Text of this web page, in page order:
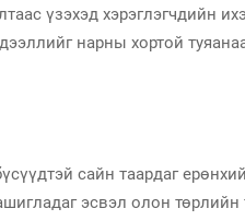
үзэхэд хэрэглэгчдийн
нарны хортой
сайн таардаг ерөнхий
эсвэл олон төрлийн